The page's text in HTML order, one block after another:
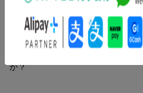
「なんでこんな姿をしているんだ
に生きられるんだろう？」海の世
はかけ離れた個性豊かで不思議な
か？